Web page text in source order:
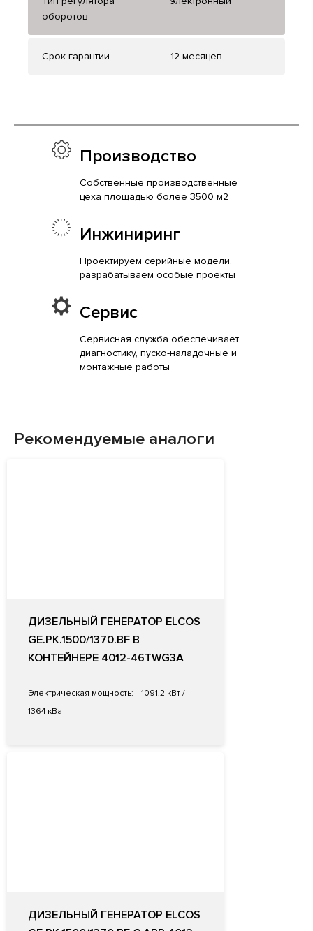
оборотов
Срок гарантии 12 месяцев
Производство
Собственные производственные
цеха площадью более 3500 м2
Инжиниринг
Проектируем серийные модели,
разрабатываем особые проекты
Сервис
Сервисная служба обеспечивает
диагностику, пуско-наладочные и
монтажные работы
Рекомендуемые аналоги
ДИЗЕЛЬНЫЙ ГЕНЕРАТОР ELCOS
GE.PK.1500/1370.BF В
КОНТЕЙНЕРЕ 4012-46TWG3A
Электрическая мощность:
1091.2 кВт /
1364 кВа
ДИЗЕЛЬНЫЙ ГЕНЕРАТОР ELCOS